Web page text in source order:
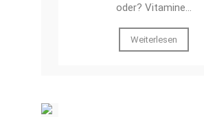
oder? Vitamine…
Weiterlesen